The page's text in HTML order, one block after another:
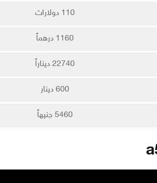
110 دولارات
1160 درهماً
22740 ديناراً
600 دينار
5460 جنيهاً